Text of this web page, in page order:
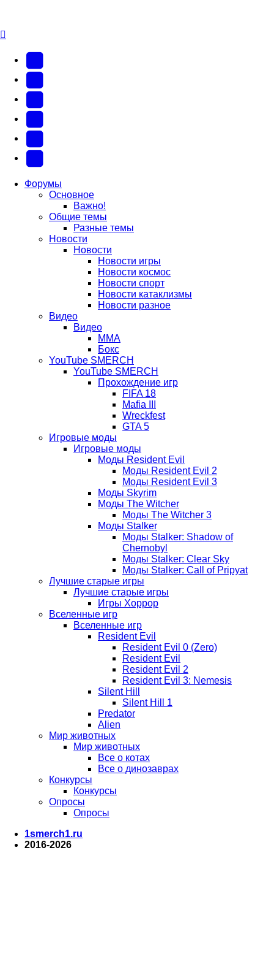
вкладке)
вкладке)
новой
вкладке)
в
новой
вкладке)
(Откроется
новой
вкладке)
Форумы
Основное
Важно!
Общие темы
Разные темы
Новости
Новости
Новости игры
Новости космос
Новости спорт
Новости катаклизмы
Новости разное
Видео
Видео
ММА
Бокс
YouTube SMERCH
YouTube SMERCH
Прохождение игр
FIFA 18
Mafia III
Wreckfest
GTA 5
Игровые моды
Игровые моды
Моды Resident Evil
Моды Resident Evil 2
Моды Resident Evil 3
Моды Skyrim
Моды The Witcher
Моды The Witcher 3
Моды Stalker
Моды Stalker: Shadow of
Chernobyl
Моды Stalker: Clear Sky
Моды Stalker: Call of Pripyat
Лучшие старые игры
Лучшие старые игры
Игры Хоррор
Вселенные игр
Вселенные игр
Resident Evil
Resident Evil 0 (Zero)
Resident Evil
Resident Evil 2
Resident Evil 3: Nemesis
Silent Hill
Silent Hill 1
Predator
Alien
Мир животных
Мир животных
Все о котах
Все о динозаврах
Конкурсы
Конкурсы
Опросы
Опросы
1smerch1.ru
2016-2026